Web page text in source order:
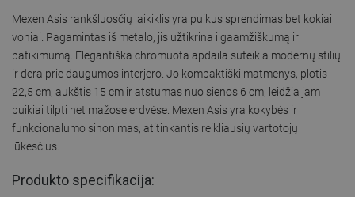
Mexen Asis rankšluosčių laikiklis yra puikus sprendimas bet kokiai
voniai. Pagamintas iš metalo, jis užtikrina ilgaamžiškumą ir
patikimumą. Elegantiška chromuota apdaila suteikia modernų stilių
ir dera prie daugumos interjero. Jo kompaktiški matmenys, plotis
22,5 cm, aukštis 15 cm ir atstumas nuo sienos 6 cm, leidžia jam
puikiai tilpti net mažose erdvėse. Mexen Asis yra kokybės ir
funkcionalumo sinonimas, atitinkantis reikliausių vartotojų
lūkesčius.
Produkto specifikacija: